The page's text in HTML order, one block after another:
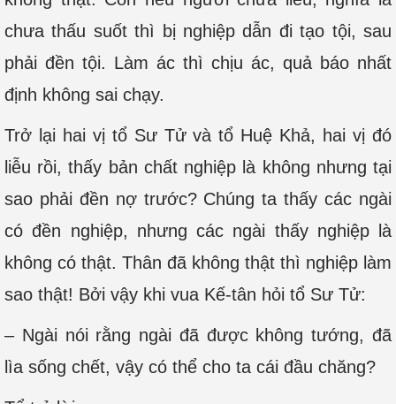
chưa thấu suốt thì bị nghiệp dẫn đi tạo tội, sau
phải đền tội. Làm ác thì chịu ác, quả báo nhất
định không sai chạy.
Trở lại hai vị tổ Sư Tử và tổ Huệ Khả, hai vị đó
liễu rồi, thấy bản chất nghiệp là không nhưng tại
sao phải đền nợ trước? Chúng ta thấy các ngài
có đền nghiệp, nhưng các ngài thấy nghiệp là
không có thật. Thân đã không thật thì nghiệp làm
sao thật! Bởi vậy khi vua Kế-tân hỏi tổ Sư Tử:
– Ngài nói rằng ngài đã được không tướng, đã
lìa sống chết, vậy có thể cho ta cái đầu chăng?